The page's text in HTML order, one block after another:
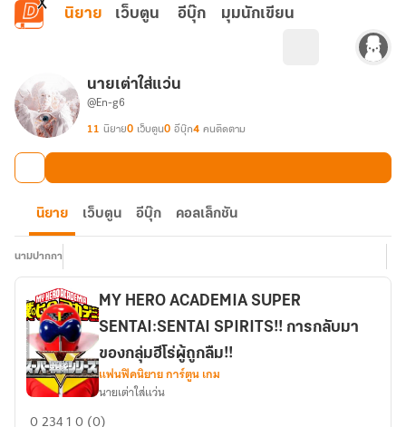
ข้ามไปยังเนื้อหาหลัก
นิยาย เว็บตูน อีบุ๊ก มุมนักเขียน
นายเต่าใส่แว่น
@En-g6
11 นิยาย0 เว็บตูน0 อีบุ๊ก4 คนติดตาม
นิยาย เว็บตูน อีบุ๊ก คอลเล็กชัน
นามปากกา
MY HERO ACADEMIA SUPER
SENTAI:SENTAI SPIRITS!! การกลับมา
ของกลุ่มฮีโร่ผู้ถูกลืม!!
แฟนฟิคนิยาย การ์ตูน เกม
นายเต่าใส่แว่น
023410 (0)